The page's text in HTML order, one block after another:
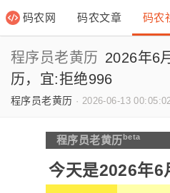
码农网 码农文章 码农
程序员老黄历 2026年6
历，宜:拒绝996
程序员老黄历 · 2026-06-13
程序员老黄历 beta
今天是2026年6